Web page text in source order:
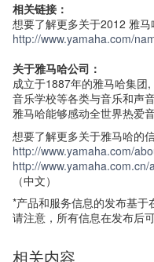
相关链接：
想要了解更多关于2012 雅
http://www.yamaha.com/
关于雅马哈公司：
成立于1887年的雅马哈集团
音乐学校等各类与音乐和声
雅马哈能够感动全世界热爱
想要了解更多关于雅马哈的
http://www.yamaha.com/
http://
（中文）
*产品和服务信息的发布基于
请注意，所有信息在发布后
相关内容